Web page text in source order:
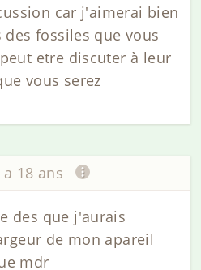
car j'aimerai bien
fossiles que vous
etre discuter à leur
vous serez
18 ans
des que j'aurais
de mon apareil
mdr